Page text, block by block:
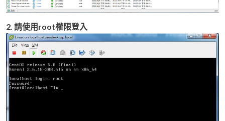
2. 請使用root權限登入